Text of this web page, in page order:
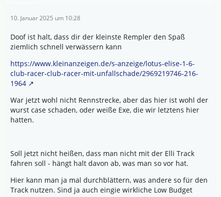
10. Januar 2025 um 10:28
Doof ist halt, dass dir der kleinste Rempler den Spaß
ziemlich schnell verwässern kann
https://www.kleinanzeigen.de/s-anzeige/lotus-elise-1-6-
club-racer-club-racer-mit-unfallschade/2969219746-216-
1964
War jetzt wohl nicht Rennstrecke, aber das hier ist wohl der
wurst case schaden, oder weiße Exe, die wir letztens hier
hatten.
Soll jetzt nicht heißen, dass man nicht mit der Elli Track
fahren soll - hängt halt davon ab, was man so vor hat.
Hier kann man ja mal durchblättern, was andere so für den
Track nutzen. Sind ja auch eingie wirkliche Low Budget